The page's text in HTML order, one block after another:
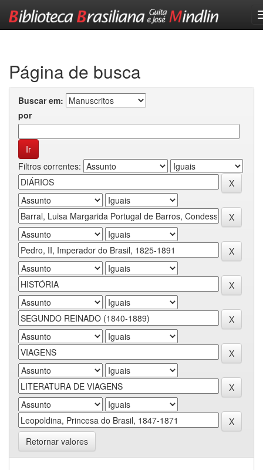
Página de busca
Buscar em:
por
Filtros correntes:
Retornar valores